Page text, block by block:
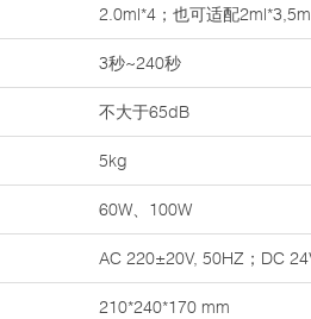
2.0ml*4；也可适配
3秒~240秒
不大于65dB
5kg
60W、100W
AC 220±20V, 50HZ；DC
210*240*170 mm